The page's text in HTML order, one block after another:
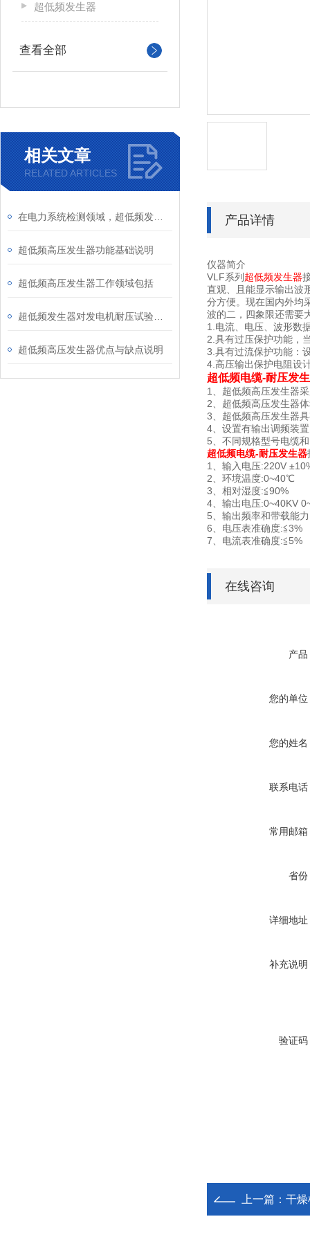
超低频发生器
查看全部
相关文章
RELATED ARTICLES
超低频高压发生器功能基础说明
超低频高压发生器工作领域包括
超低频高压发生器优点与缺点说明
产品详情
仪器简介
VLF系列 超低频发生器
直观、且能显示输出波
分方便。现在国内外均
波的二，四象限还需要
1.电流、电压、波形数
2.具有过压保护功能，
3.具有过流保护功能：
4.高压输出保护电阻设
超低频电缆-耐压发
1、超低频高压发生器
2、超低频高压发生器
3、超低频高压发生器
4、设置有输出调频装
5、不同规格型号电缆
超低频电缆-耐压发生器
1、输入电压:220V
2、环境温度:0~40℃
3、相对湿度:≦90%
4、输出电压:0~40KV
5、输出频率和带载能
6、电压表准确度:≦3%
7、电流表准确度:≦5%
在线咨询
产品
您的单位
您的姓名
联系电话
常用邮箱
省份
详细地址
补充说明
验证码
上一篇： 干